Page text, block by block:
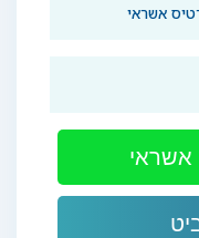
אשראי
אשראי